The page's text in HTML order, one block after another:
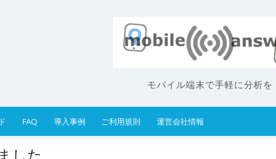
モバイル端末で手軽に分析を
FAQ 導入事例 ご利用規則 運営会社情報
した